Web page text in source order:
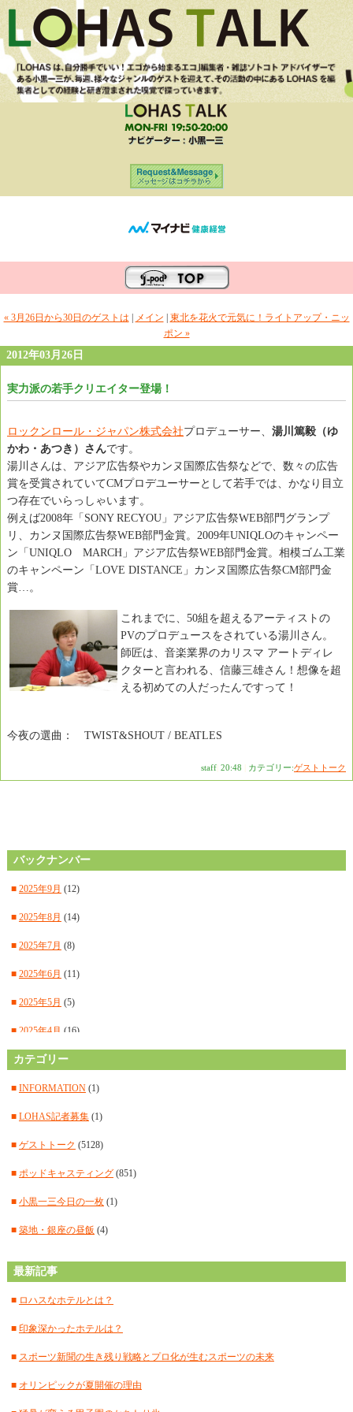
« 3月26日から30日のゲストは メイン
東北を花火で元気に！ライトアップ・ニッ
ポン »
2012年03月26日
実力派の若手クリエイター登場！
ロックンロール・ジャパン株式会社プロデューサー、 湯川篤毅（ゆ
かわ・あつき）さんです。
湯川さんは、アジア広告祭やカンヌ国際広告祭などで、数々の広告
賞を受賞されていてCMプロデユーサーとして若手では、かなり目立
つ存在でいらっしゃいます。
例えば2008年「SONY RECYOU」アジア広告祭WEB部門グランプ
リ、カンヌ国際広告祭WEB部門金賞。2009年UNIQLOのキャンペー
ン「UNIQLO MARCH」アジア広告祭WEB部門金賞。相模ゴム工業
のキャンペーン「LOVE DISTANCE」カンヌ国際広告祭CM部門金
賞…。
これまでに、50組を超えるアーティストの
PVのプロデュースをされている湯川さん。
師匠は、音楽業界のカリスマ アートディレ
クターと言われる、信藤三雄さん！想像を超
える初めての人だったんですって！
今夜の選曲： TWIST&SHOUT / BEATLES
staff 20:48 カテゴリー:ゲストトーク
バックナンバー
■ 2025年9月 (12)
■ 2025年8月 (14)
■ 2025年7月 (8)
■ 2025年6月 (11)
■ 2025年5月 (5)
■ 2025年4月 (16)
■2025年3月(14)
■ 2025年2月(15)
■ 2025年1月(12)
■ 2024年12月(14)
■ 2024年11月 (14)
■ 2024年10月(11)
■ 2024年9月(12)
カテゴリー
■ INFORMATION(1)
■ LOHAS記者募集(1)
■ ゲストトーク (5128)
■ ポッドキャスティング(851)
■ 小黒一三今日の一枚(1)
■ 築地・銀座の昼飯 (4)
最新記事
■ ロハスなホテルとは？
■ 印象深かったホテルは？
■ スポーツ新聞の生き残り戦略とプロ化が生むスポーツの未来
■ オリンピックが夏開催の理由